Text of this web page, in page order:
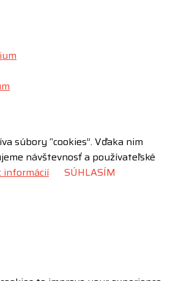
súbory “cookies”. Vďaka nim
návštevnosť a používateľské
informácií
SÚHLASÍM